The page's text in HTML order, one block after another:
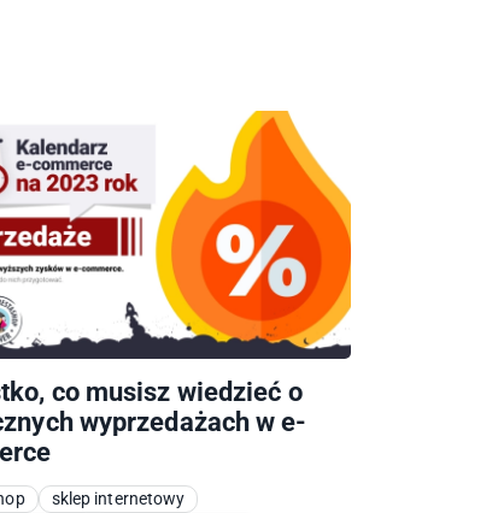
co musisz wiedzieć o
wyprzedażach w e-
sklep internetowy